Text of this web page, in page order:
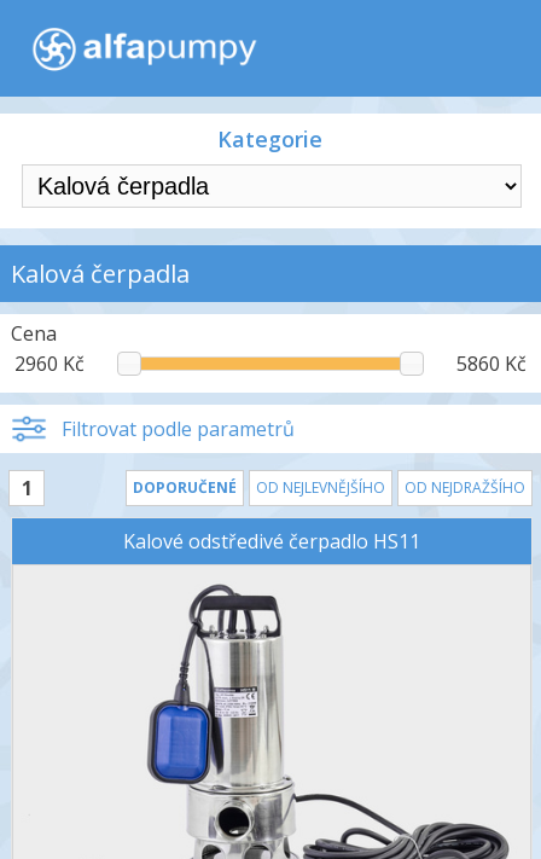
Kategorie
Kalová čerpadla
Cena
2960 Kč
5860 Kč
Filtrovat podle parametrů
1 DOPORUČENÉ OD NEJLEVNĚJŠÍHO OD NEJDRAŽŠÍHO
Kalové odstředivé čerpadlo HS11